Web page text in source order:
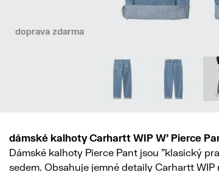
doprava zdarma
dámské kalhoty Carhartt WIP W' Pierce
Dámské kalhoty Pierce Pant jsou "klasický
sedem. Obsahuje jemné detaily Carhartt